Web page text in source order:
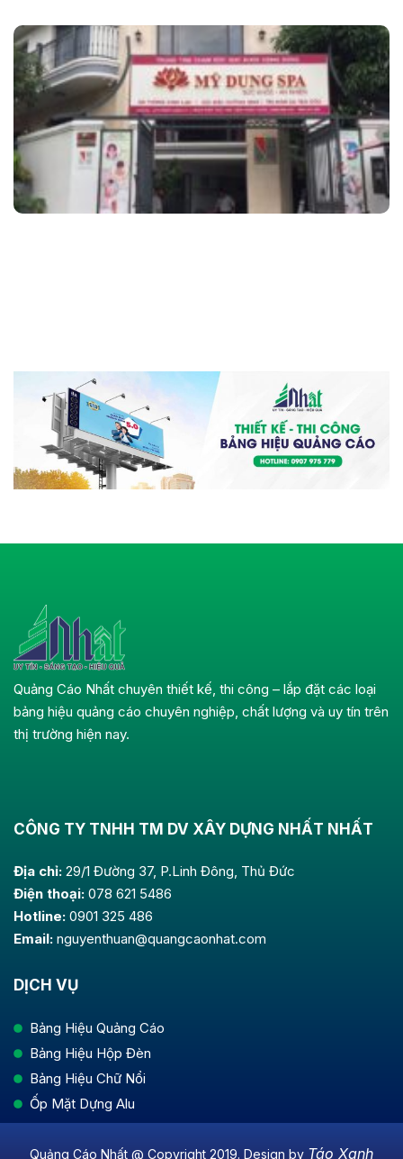
Quảng Cáo Nhất chuyên thiết kế, thi công – lắp đặt các loại
bảng hiệu quảng cáo chuyên nghiệp, chất lượng và uy tín trên
thị trường hiện nay.
CÔNG TY TNHH TM DV XÂY DỰNG NHẤT NHẤT
Địa chỉ: 29/1 Đường 37, P.Linh Đông, Thủ Đức
Điện thoại: 078 621 5486
Hotline: 0901 325 486
Email: nguyenthuan@quangcaonhat.com
DỊCH VỤ
Bảng Hiệu Quảng Cáo
Bảng Hiệu Hộp Đèn
Bảng Hiệu Chữ Nổi
Ốp Mặt Dựng Alu
Quảng Cáo Nhất @ Copyright 2019. Design by Táo Xanh